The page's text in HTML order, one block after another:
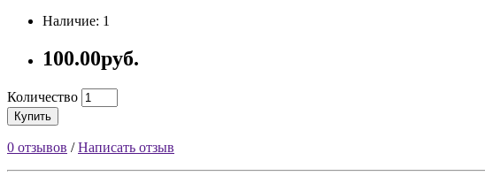
Наличие: 1
100.00руб.
Количество
Купить
0 отзывов /Написать отзыв